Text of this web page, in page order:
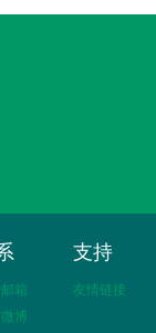
箱
博
支持
友情链接